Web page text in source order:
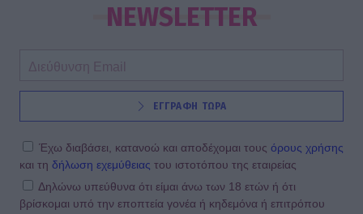
NEWSLETTER
ΕΓΓΡΑΦΗ ΤΩΡΑ
Έχω διαβάσει, κατανοώ και αποδέχομαι τους όρους χρήσης
και τη δήλωση εχεμύθειας του ιστοτόπου της εταιρείας
Δηλώνω υπεύθυνα ότι είμαι άνω των 18 ετών ή ότι
βρίσκομαι υπό την εποπτεία γονέα ή κηδεμόνα ή επιτρόπου